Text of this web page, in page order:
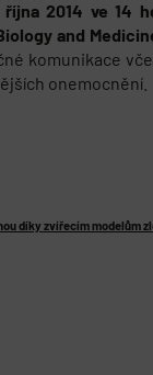
října 2014 ve 14
and
komunikace
onemocnění.
díky zvířecím modelům